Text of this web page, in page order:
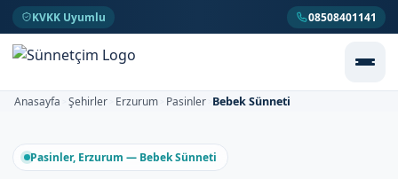
KVKK Uyumlu 08508401141
Anasayfa Şehirler Erzurum Pasinler Bebek Sünneti
Pasinler, Erzurum — Bebek Sünneti